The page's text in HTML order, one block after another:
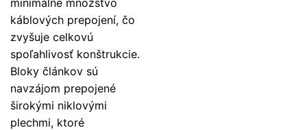
káblových prepojení, čo
zvyšuje celkovú
spoľahlivosť konštrukcie.
Bloky článkov sú
navzájom prepojené
širokými niklovými
plechmi, ktoré